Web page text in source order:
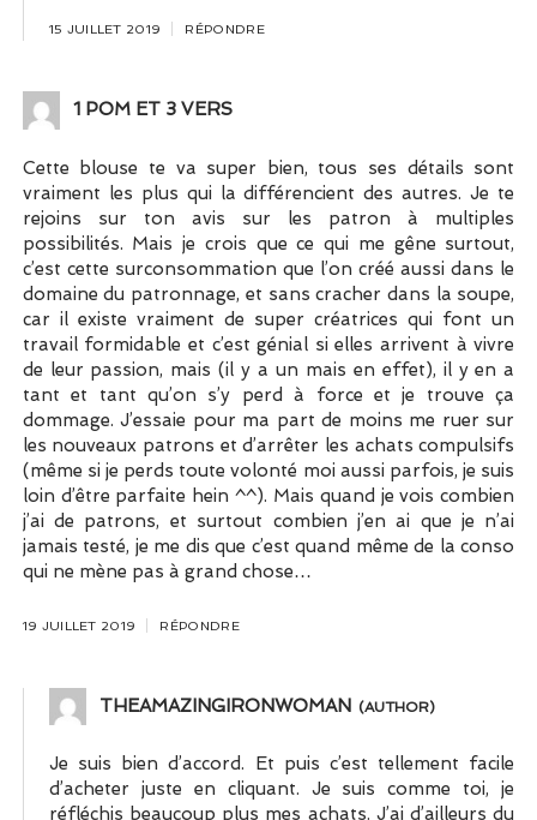
15 JUILLET 2019 RÉPONDRE
1 POM ET 3 VERS
Cette blouse te va super bien, tous ses détails sont
vraiment les plus qui la différencient des autres. Je te
rejoins sur ton avis sur les patron à multiples
possibilités. Mais je crois que ce qui me gêne surtout,
c’est cette surconsommation que l’on créé aussi dans le
domaine du patronnage, et sans cracher dans la soupe,
car il existe vraiment de super créatrices qui font un
travail formidable et c’est génial si elles arrivent à vivre
de leur passion, mais (il y a un mais en effet), il y en a
tant et tant qu’on s’y perd à force et je trouve ça
dommage. J’essaie pour ma part de moins me ruer sur
les nouveaux patrons et d’arrêter les achats compulsifs
(même si je perds toute volonté moi aussi parfois, je suis
loin d’être parfaite hein ^^). Mais quand je vois combien
j’ai de patrons, et surtout combien j’en ai que je n’ai
jamais testé, je me dis que c’est quand même de la conso
qui ne mène pas à grand chose…
19 JUILLET 2019 RÉPONDRE
THEAMAZINGIRONWOMAN
Je suis bien d’accord. Et puis c’est tellement facile
d’acheter juste en cliquant. Je suis comme toi, je
réfléchis beaucoup plus mes achats. J’ai d’ailleurs du